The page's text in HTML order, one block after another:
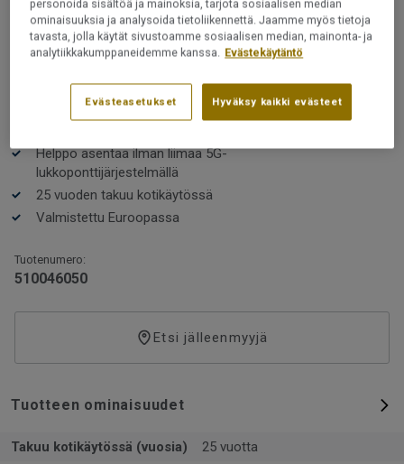
huoneisiin, kun haluat näyttävän ja arvokkaan näköisen
lattian. Lattian mattapinta yhdistettynä luonnolliseen
tekstuuriin luo ajattoman lautalattian ulkonäön ja
tunnelman.
Lue lisää
Kestävä, vahva ja helppohoitoinen
PEFC-sertifioitu (PEFC / 05-35-125)
Helppo asentaa ilman liimaa 5G-
lukkoponttijärjestelmällä
25 vuoden takuu kotikäytössä
Valmistettu Euroopassa
Tuotenumero:
510046050
Etsi jälleenmyyjä
Tuotteen ominaisuudet
Takuu kotikäytössä (vuosia)
25 vuotta
personoida sisältöä ja mainoksia, tarjota sosiaalisen median
ominaisuuksia ja analysoida tietoliikennettä. Jaamme myös tietoja
tavasta, jolla käytät sivustoamme sosiaalisen median, mainonta- ja
analytiikkakumppaneidemme kanssa. Evästekäytäntö
Evästeasetukset Hyväksy kaikki evästeet